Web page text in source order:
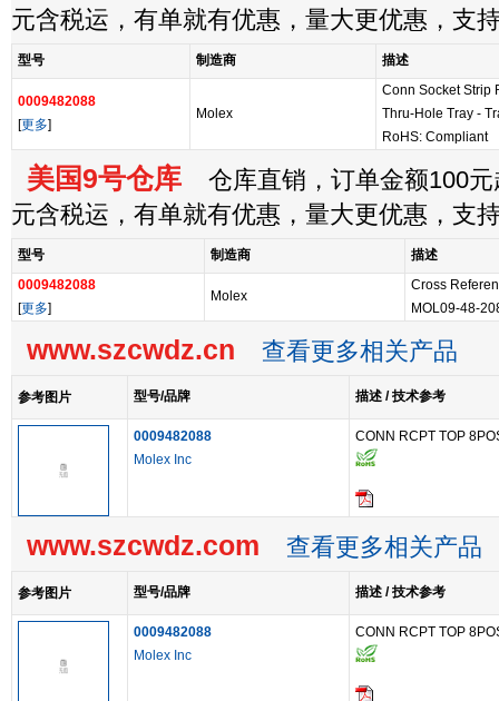
元含税运，有单就有优惠，量大更优惠，支
型号 制造商 描述
0009482088
[更多]
Molex
Conn Socket Strip
Thru-Hole Tray -
RoHS: Compliant
美国9号仓库 仓库直销，订单金额100元
元含税运，有单就有优惠，量大更优惠，支
型号 制造商
描述
0009482088
[更多]
Molex
Cross
MOL09-48-
www.szcwdz.cn 查看更多相关产品
参考图片 型号/品牌 描述 / 技术参考
0009482088
Molex Inc
CONN RCPT TOP
www.szcwdz.com 查看更多相关产品
参考图片 型号/品牌 描述 / 技术参考
0009482088
Molex Inc
CONN RCPT TOP